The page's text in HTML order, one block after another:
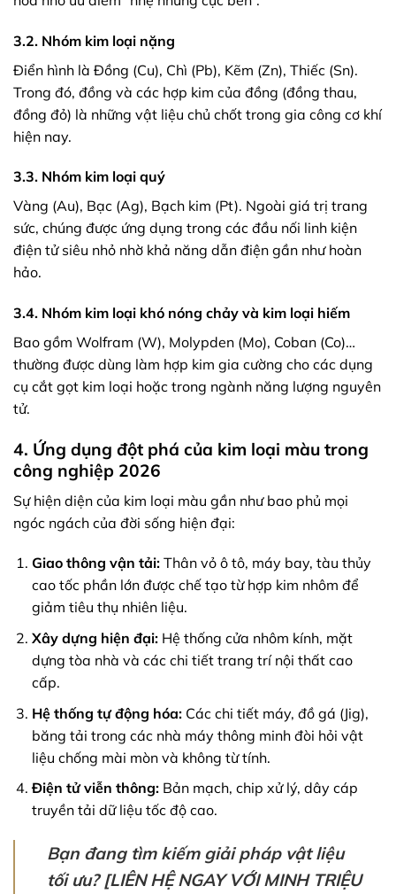
3.2. Nhóm kim loại nặng
Điển hình là Đồng (Cu), Chì (Pb), Kẽm (Zn), Thiếc (Sn).
Trong đó, đồng và các hợp kim của đồng (đồng thau,
đồng đỏ) là những vật liệu chủ chốt trong gia công cơ khí
hiện nay.
3.3. Nhóm kim loại quý
Vàng (Au), Bạc (Ag), Bạch kim (Pt). Ngoài giá trị trang
sức, chúng được ứng dụng trong các đầu nối linh kiện
điện tử siêu nhỏ nhờ khả năng dẫn điện gần như hoàn
hảo.
3.4. Nhóm kim loại khó nóng chảy và kim loại hiếm
Bao gồm Wolfram (W), Molypden (Mo), Coban (Co)…
thường được dùng làm hợp kim gia cường cho các dụng
cụ cắt gọt kim loại hoặc trong ngành năng lượng nguyên
tử.
4. Ứng dụng đột phá của kim loại màu trong
công nghiệp 2026
Sự hiện diện của kim loại màu gần như bao phủ mọi
ngóc ngách của đời sống hiện đại:
Giao thông vận tải:Thân vỏ ô tô, máy bay, tàu thủy
cao tốc phần lớn được chế tạo từ hợp kim nhôm để
giảm tiêu thụ nhiên liệu.
Xây dựng hiện đại:Hệ thống cửa nhôm kính, mặt
dựng tòa nhà và các chi tiết trang trí nội thất cao
cấp.
Hệ thống tự động hóa:Các chi tiết máy, đồ gá (Jig),
băng tải trong các nhà máy thông minh đòi hỏi vật
liệu chống mài mòn và không từ tính.
Điện tử viễn thông:Bản mạch, chip xử lý, dây cáp
truyền tải dữ liệu tốc độ cao.
Bạn đang tìm kiếm giải pháp vật liệu
tối ưu? [LIÊN HỆ NGAY VỚI MINH TRIỆU